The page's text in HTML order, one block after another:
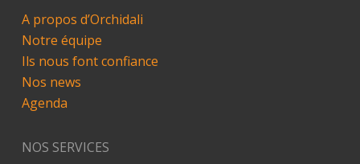
A propos d’Orchidali
Notre équipe
Ils nous font confiance
Nos news
Agenda
NOS SERVICES